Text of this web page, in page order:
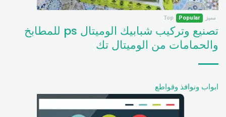
مميز Popular
Top
تصنيع وتركيب شبابيك الوميتال ps للمطابخ
والحمامات من الوميتال تك
ابواب ونوافذ وقواطع